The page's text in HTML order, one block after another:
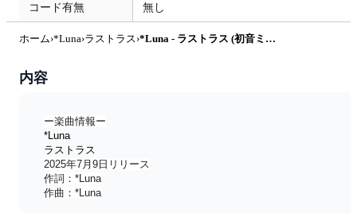
コード有無 無し
ホーム›*Luna›ラストラス › *Luna - ラストラス (初音ミク「マジカルミライ 2025」テーマソング) by レンコン
内容
ー楽曲情報ー
*Luna
ラストラス
2025年7月9日リリース
作詞：*Luna
作曲：*Luna